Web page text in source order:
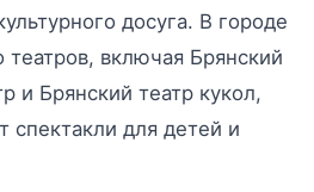
досуга. В городе
театров, включая Брянский
и Брянский театр кукол,
спектакли для детей и